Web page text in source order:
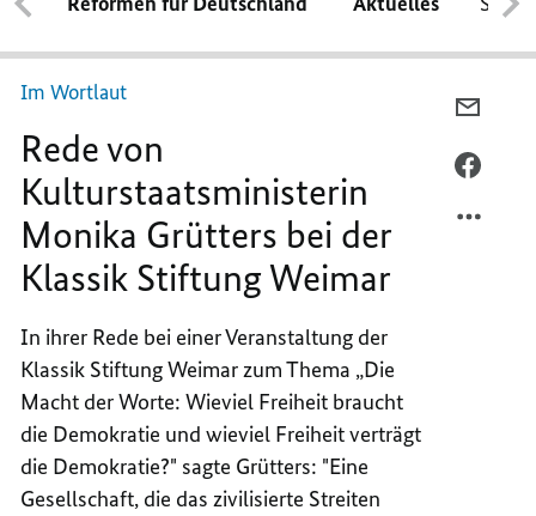
Monika
Grütters
bei
der
Klassik
Weimar
Im Wortlaut
Rede von
Kulturstaatsministerin
Monika Grütters bei der
Klassik Stiftung Weimar
In ihrer Rede bei einer Veranstaltung der
Klassik Stiftung Weimar zum Thema „Die
Macht der Worte: Wieviel Freiheit braucht
die Demokratie und wieviel Freiheit verträgt
die Demokratie?" sagte Grütters: "Eine
Gesellschaft, die das zivilisierte Streiten